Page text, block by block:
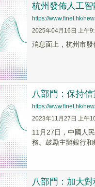
杭州發佈人工
https://www.finet.hk/
2025年04月16日 上午
消息面上，杭州市
八部門：保持
https://www.finet.hk/
2023年11月27日 上午
11月27日，中國人
務。鼓勵主辦銀行和
八部門：加大